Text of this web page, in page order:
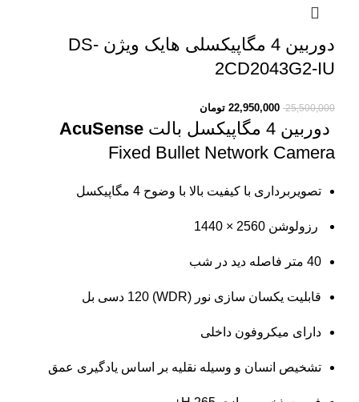
دوربین 4 مگاپیکسلی هایک ویژن DS-
2CD2043G2-IU
25,500,000
22,950,000 تومان
دوربین 4 مگاپیکسل بالت
AcuSense
Fixed Bullet Network Camera
تصویربرداری با کیفیت بالا با وضوح 4 مگاپیکسل
رزولوشن 2560 × 1440
40 متر فاصله دید در شب
قابلیت یکسان سازی نور (WDR) 120 دسی بل
دارای میکروفون داخلی
تشخیص انسان و وسیله نقلیه بر اساس یادگیری عمق